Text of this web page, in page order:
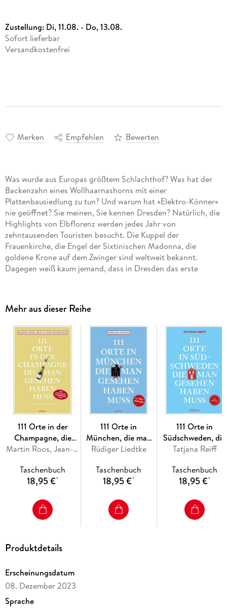
Zustellung: Di, 11.08. - Do, 13.08.
Sofort lieferbar
Versandkostenfrei
Merken Empfehlen Bewerten
Was wurde aus Europas größtem Schlachthof? Was hat der
Backenzahn eines Wollhaarnashorns mit einer
Plattenbausiedlung zu tun? Und warum hat »Elektro-Könner«
nie geöffnet? Sie meinen, Sie kennen Dresden? Natürlich, die
Highlights von Elbflorenz werden jedes Jahr von
zehntausenden Touristen besucht. Die Kuppel der
Frauenkirche, die Engel der Sixtinischen Madonna, die
goldene Krone auf dem Zwinger sind weltweit bekannt.
Dagegen weiß kaum jemand, dass in Dresden das erste
das Cyanometer vor den Technischen Sammlungen im
Stadtteil Striesen misst? Dresden hat viel mehr zu bieten als
seine barocke Vorzeigekulisse, wenn man genau hinschaut.
Mehr aus dieser Reihe
111 Orte in der
Champagne, die
man gesehen haben
Martin Roos, Jean-Claude Bourgueil
Taschenbuch
18,95 €*
111 Orte in
München, die man
gesehen haben
Rüdiger Liedtke
Taschenbuch
18,95 €*
111 Orte in
Südschweden, die
man gesehen
Tatjana Reiff
Taschenbuch
18,95 €*
Produktdetails
Erscheinungsdatum
08. Dezember 2023
Sprache